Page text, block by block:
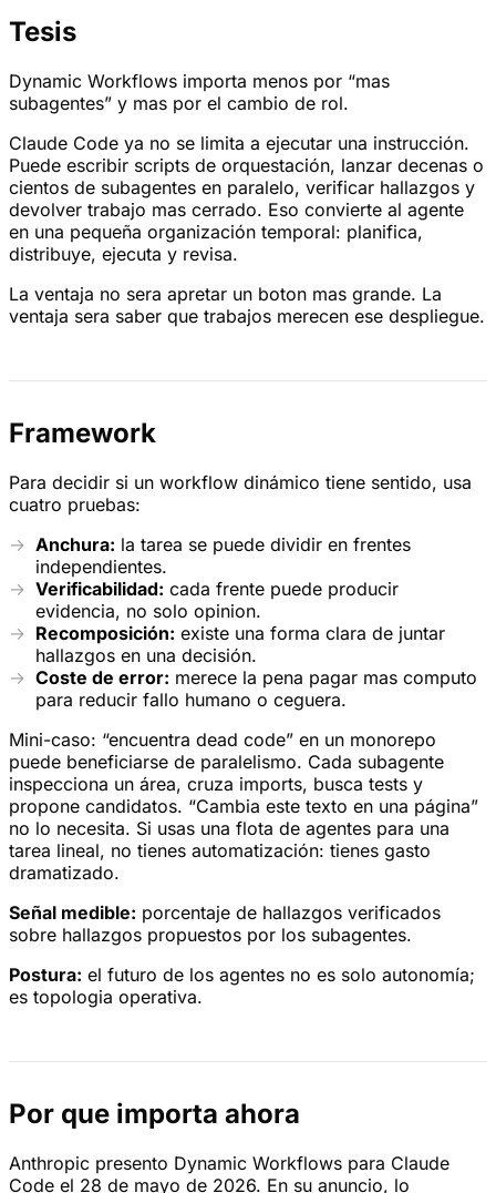
Tesis
Dynamic Workflows importa menos por “mas
subagentes” y mas por el cambio de rol.
Claude Code ya no se limita a ejecutar una instrucción.
Puede escribir scripts de orquestación, lanzar decenas o
cientos de subagentes en paralelo, verificar hallazgos y
devolver trabajo mas cerrado. Eso convierte al agente
en una pequeña organización temporal: planifica,
distribuye, ejecuta y revisa.
La ventaja no sera apretar un boton mas grande. La
ventaja sera saber que trabajos merecen ese despliegue.
Framework
Para decidir si un workflow dinámico tiene sentido, usa
cuatro pruebas:
Anchura: la tarea se puede dividir en frentes
independientes.
Verificabilidad: cada frente puede producir
evidencia, no solo opinion.
Recomposición: existe una forma clara de juntar
hallazgos en una decisión.
Coste de error: merece la pena pagar mas computo
para reducir fallo humano o ceguera.
Mini-caso: “encuentra dead code” en un monorepo
puede beneficiarse de paralelismo. Cada subagente
inspecciona un área, cruza imports, busca tests y
propone candidatos. “Cambia este texto en una página”
no lo necesita. Si usas una flota de agentes para una
tarea lineal, no tienes automatización: tienes gasto
dramatizado.
Señal medible: porcentaje de hallazgos verificados
sobre hallazgos propuestos por los subagentes.
Postura: el futuro de los agentes no es solo autonomía;
es topologia operativa.
Por que importa ahora
Anthropic presento Dynamic Workflows para Claude
Code el 28 de mayo de 2026. En su anuncio, lo